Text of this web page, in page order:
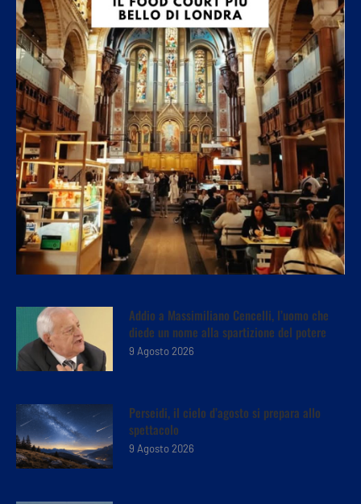
Addio a Massimiliano Cencelli, l’uomo che
diede un nome alla spartizione del potere
9 Agosto 2026
Perseidi, il cielo d’agosto si prepara allo
spettacolo
9 Agosto 2026